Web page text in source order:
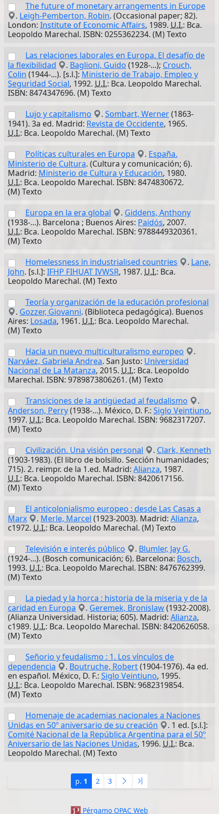
The future of monetary arrangements in Europe
. Leigh-Pemberton, Robin. (Occasional paper; 82).
London: Institute of Economic Affairs, 1989. U.I.: Bca.
Leopoldo Marechal. ISBN: 0255362234. (M) Texto
Las relaciones laborales en Europa. El desafío de
la flexibilidad
. Baglioni, Guido (1928-...); Crouch,
Colin (1944-...). [s.l.]: Ministerio de Trabajo, Empleo y
Seguridad Social, 1992. U.I.: Bca. Leopoldo Marechal.
ISBN: 8474347696. (M) Texto
Lujo y capitalismo
. Sombart, Werner(1863-
1941). 3a ed. Madrid: Revista de Occidente, 1965.
U.I.: Bca. Leopoldo Marechal. (M) Texto
Políticas culturales en Europa
. España.
Ministerio de Cultura. (Cultura y comunicación; 6).
Madrid: Ministerio de Cultura y Educación, 1980.
U.I.: Bca. Leopoldo Marechal. ISBN: 8474830672.
(M) Texto
Europa en la era global
. Giddens, Anthony
(1938-...). Barcelona ; Buenos Aires: Paidós, 2007.
U.I.: Bca. Leopoldo Marechal. ISBN: 9788449320361.
(M) Texto
Homelessness in industrialised countries
. Lane,
John. [s.l.]: IFHP FIHUAT IVWSR, 1987. U.I.: Bca.
Leopoldo Marechal. (M) Texto
Teoría y organización de la educación profesional
. Gozzer, Giovanni. (Biblioteca pedagógica). Buenos
Aires: Losada, 1961. U.I.: Bca. Leopoldo Marechal.
(M) Texto
Hacia un nuevo multiculturalismo europeo
.
Narváez, Gabriela Andrea. San Justo: Universidad
Nacional de La Matanza, 2015. U.I.: Bca. Leopoldo
Marechal. ISBN: 9789873806261. (M) Texto
Transiciones de la antigüedad al feudalismo
.
Anderson, Perry(1938-...). México, D. F.: Siglo Veintiuno,
1997. U.I.: Bca. Leopoldo Marechal. ISBN: 9682317207.
(M) Texto
Civilización. Una visión personal
. Clark, Kenneth
(1903-1983). (El libro de bolsillo. Sección humanidades;
715). 2. reimpr. de la 1.ed. Madrid: Alianza, 1987.
U.I.: Bca. Leopoldo Marechal. ISBN: 8420617156.
(M) Texto
El anticolonialismo europeo : desde Las Casas a
Marx
. Merle, Marcel (1923-2003). Madrid: Alianza,
c1972. U.I.: Bca. Leopoldo Marechal. (M) Texto
Televisión e interés público
. Blumler, Jay G.
(1924-...). (Bosch comunicación; 6). Barcelona: Bosch,
1993. U.I.: Bca. Leopoldo Marechal. ISBN: 8476762399.
(M) Texto
La piedad y la horca : historia de la miseria y de la
caridad en Europa
. Geremek, Bronislaw(1932-2008).
(Alianza Universidad. Historia; 605). Madrid: Alianza,
c1989. U.I.: Bca. Leopoldo Marechal. ISBN: 8420626058.
(M) Texto
Señorio y feudalismo : 1. Los vínculos de
dependencia
. Boutruche, Robert(1904-1976). 4a ed.
en español. México, D. F.: Siglo Veintiuno, 1995.
U.I.: Bca. Leopoldo Marechal. ISBN: 9682319854.
(M) Texto
Homenaje de academias nacionales a Naciones
Unidas en 50º aniversario de su creación
. 1 ed. [s.l.]:
Comité Nacional de la República Argentina para el 50º
Aniversario de las Naciones Unidas, 1996. U.I.: Bca.
Leopoldo Marechal. (M) Texto
p. 1 2 3
Pérgamo OPAC Web